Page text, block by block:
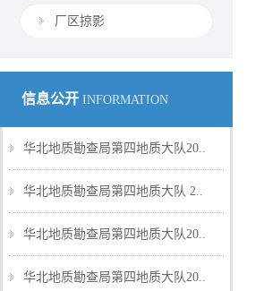
厂区掠影
信息公开 INFORMATION
华北地质勘查局第四地质大队20..
华北地质勘查局第四地质大队 2..
华北地质勘查局第四地质大队20..
华北地质勘查局第四地质大队20..